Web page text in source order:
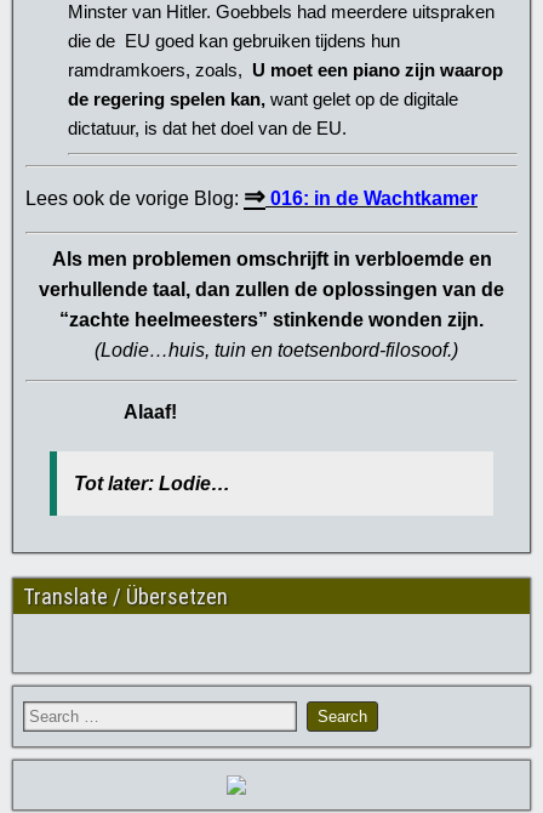
Minster van Hitler. Goebbels had meerdere uitspraken
die de EU goed kan gebruiken tijdens hun
ramdramkoers, zoals, U moet een piano zijn waarop
de regering spelen kan, want gelet op de digitale
dictatuur, is dat het doel van de EU.
Lees ook de vorige Blog: ⇒ 016: in de Wachtkamer
Als men problemen omschrijft in verbloemde en
verhullende taal, dan zullen de oplossingen van de
“zachte heelmeesters” stinkende wonden zijn.
(Lodie…huis, tuin en toetsenbord-filosoof.)
Alaaf!
Tot later: Lodie…
Translate / Übersetzen